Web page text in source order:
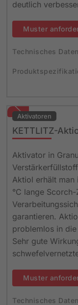
deutlich
Muster
Technisches
Aktivatoren
KETTLITZ-
Aktivator in
Aktiol erhält man
°C lange
garantieren.
problemlos in
Sehr gute
Muster
Technisches